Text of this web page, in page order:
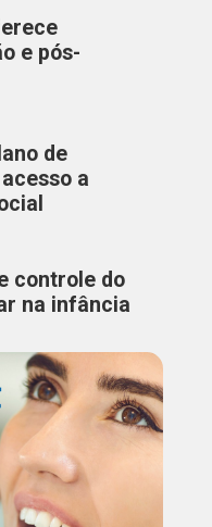
e pós-
de
a
controle do
na infância